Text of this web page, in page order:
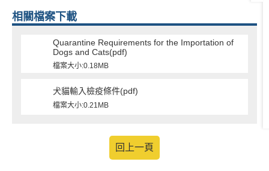
相關檔案下載
Quarantine Requirements for the Importation of
Dogs and Cats(pdf)
檔案大小:0.18MB
犬貓輸入檢疫條件(pdf)
檔案大小:0.21MB
回上一頁